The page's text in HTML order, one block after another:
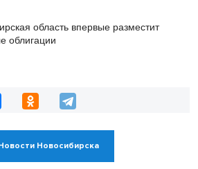
область впервые разместит
облигации
Новосибирска